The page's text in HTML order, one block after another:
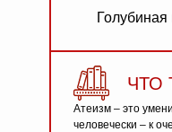
ЧТО
Атеизм – это
человечески – к